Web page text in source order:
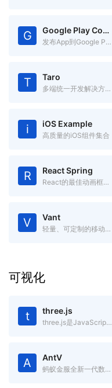
G Google Play Console
发布App到Google Play
T Taro
多端统一开发解决方案 一处代码，多处运行
i iOS Example
高质量的iOS组件集合
R React Spring
React的最佳动画框架之一
V Vant
轻量、可定制的移动端 Vue 组件库
可视化
t three.js
three.js是JavaScript编写的WebGL第三方库。提供了非常多的3D显示功能
A AntV
蚂蚁金服全新一代数据可视化解决方案，致力于提供一套简单方便、专业可靠、无限可能的数据可视化最佳实践。